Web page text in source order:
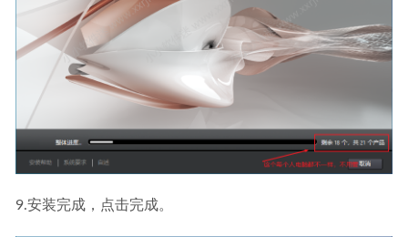
9.安装完成，点击完成。